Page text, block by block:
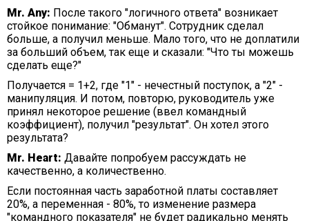
Mr. Any: После такого "логичного ответа" возникает
стойкое понимание: "Обманут". Сотрудник сделал
больше, а получил меньше. Мало того, что не доплатили
за больший объем, так еще и сказали: "Что ты можешь
сделать еще?"
Получается = 1+2, где "1" - нечестный поступок, а "2" -
манипуляция. И потом, повторю, руководитель уже
принял некоторое решение (ввел командный
коэффициент), получил "результат". Он хотел этого
результата?
Mr. Heart: Давайте попробуем рассуждать не
качественно, а количественно.
Если постоянная часть заработной платы составляет
20%, а переменная - 80%, то изменение размера
"командного показателя" не будет радикально менять